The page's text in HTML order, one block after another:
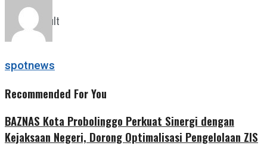
View All Result
Share
spotnews
Recommended For You
BAZNAS Kota Probolinggo Perkuat Sinergi dengan
Kejaksaan Negeri, Dorong Optimalisasi Pengelolaan ZIS